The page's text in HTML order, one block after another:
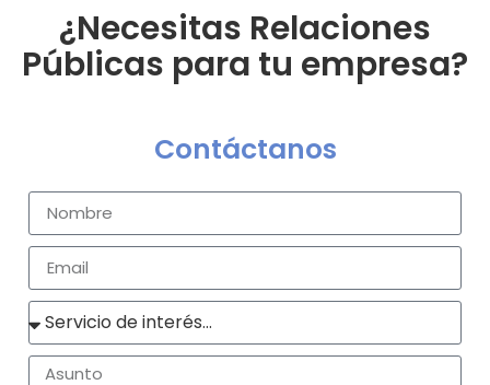
¿Necesitas Relaciones
Públicas para tu empresa?
Contáctanos